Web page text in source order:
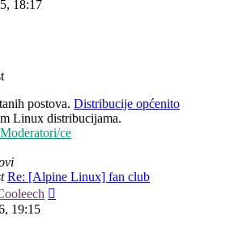
18:17
Distribucije općenito
Linux distribucijama.
Moderatori/ce
Re: [Alpine Linux] fan club
19:15